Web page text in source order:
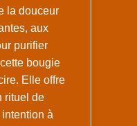
la douceur
aux
purifier
bougie
Elle offre
rituel de
à